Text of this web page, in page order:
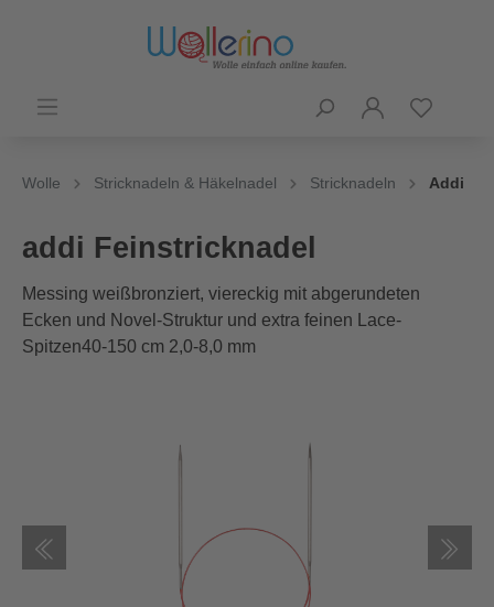
Wolle Stricknadeln & Häkelnadel Stricknadeln Addi
addi Feinstricknadel
Messing weißbronziert, viereckig mit abgerundeten
Ecken und Novel-Struktur und extra feinen Lace-
Spitzen40-150 cm 2,0-8,0 mm